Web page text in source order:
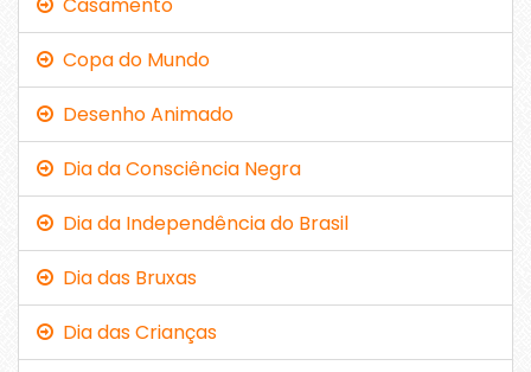
Casamento
Copa do Mundo
Desenho Animado
Dia da Consciência Negra
Dia da Independência do Brasil
Dia das Bruxas
Dia das Crianças